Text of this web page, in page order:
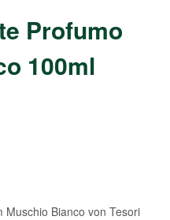
Profumo
100ml
Muschio Bianco von Tesori